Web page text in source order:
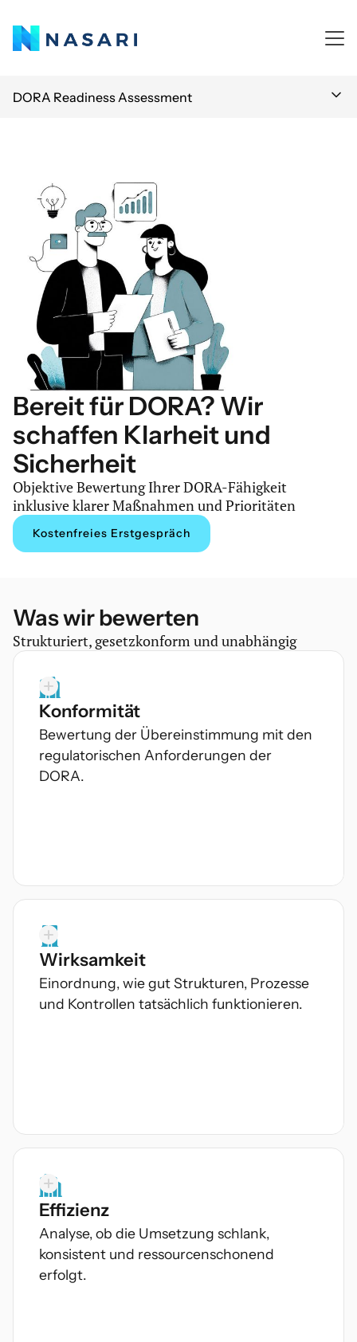
DORA Readiness Assessment
Bereit für DORA? Wir
schaffen Klarheit und
Sicherheit
Objektive Bewertung Ihrer DORA-Fähigkeit
inklusive klarer Maßnahmen und Prioritäten
Kostenfreies Erstgespräch
Was wir bewerten
Strukturiert, gesetzkonform und unabhängig
Konformität
Bewertung der Übereinstimmung mit den
regulatorischen Anforderungen der
DORA.
Fokus
Erfüllung der DORA-Artikel
Wirksamkeit
Einordnung, wie gut Strukturen, Prozesse
und Kontrollen tatsächlich funktionieren.
Fokus
Funktionsfähigkeit zentraler ICT-Prozesse
Vorfallbehandlung & Resilienzmechanismen
Effizienz
Analyse, ob die Umsetzung schlank,
konsistent und ressourcenschonend
erfolgt.